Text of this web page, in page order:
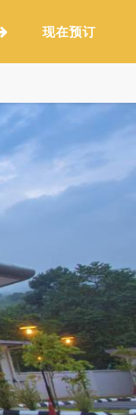
现在预订